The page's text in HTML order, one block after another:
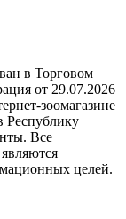
в Торговом
от 29.07.2026
зоомагазине
Республику
Все
целей.